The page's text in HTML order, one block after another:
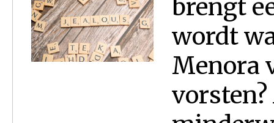
brengt
wordt
Menora